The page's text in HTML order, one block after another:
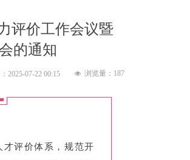
评价工作会议暨
的通知
才评价体系，规范开
2025-07-22 00:15 넶 浏览量： 187